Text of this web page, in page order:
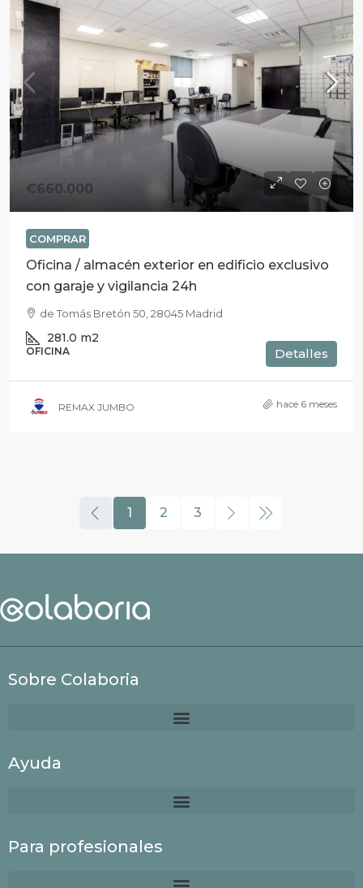
€660.000
COMPRAR
Oficina / almacén exterior en edificio exclusivo
con garaje y vigilancia 24h
de Tomás Bretón 50, 28045 Madrid
281.0 m2
OFICINA Detalles
REMAX JUMBO hace 6 meses
1 2 3
Sobre Colaboria
Ayuda
Para profesionales